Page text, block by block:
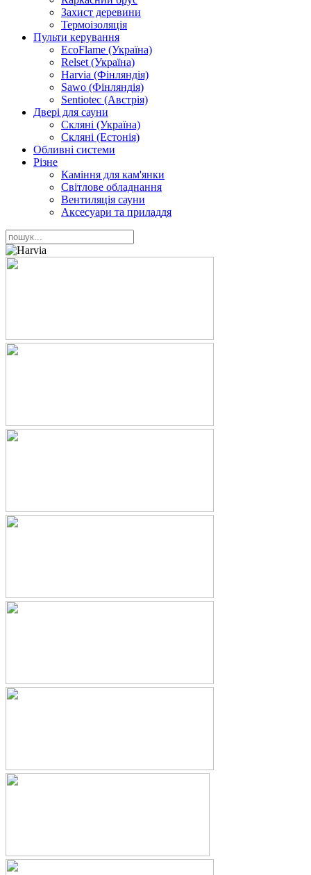
Захист деревини
Термоізоляція
Пульти керування
EcoFlame (Україна)
Relset (Україна)
Harvia (Фінляндія)
Sawo (Фінляндія)
Sentiotec (Австрія)
Двері для сауни
Скляні (Україна)
Скляні (Естонія)
Обливні системи
Різне
Каміння для кам'янки
Світлове обладнання
Вентиляція сауни
Аксесуари та приладдя